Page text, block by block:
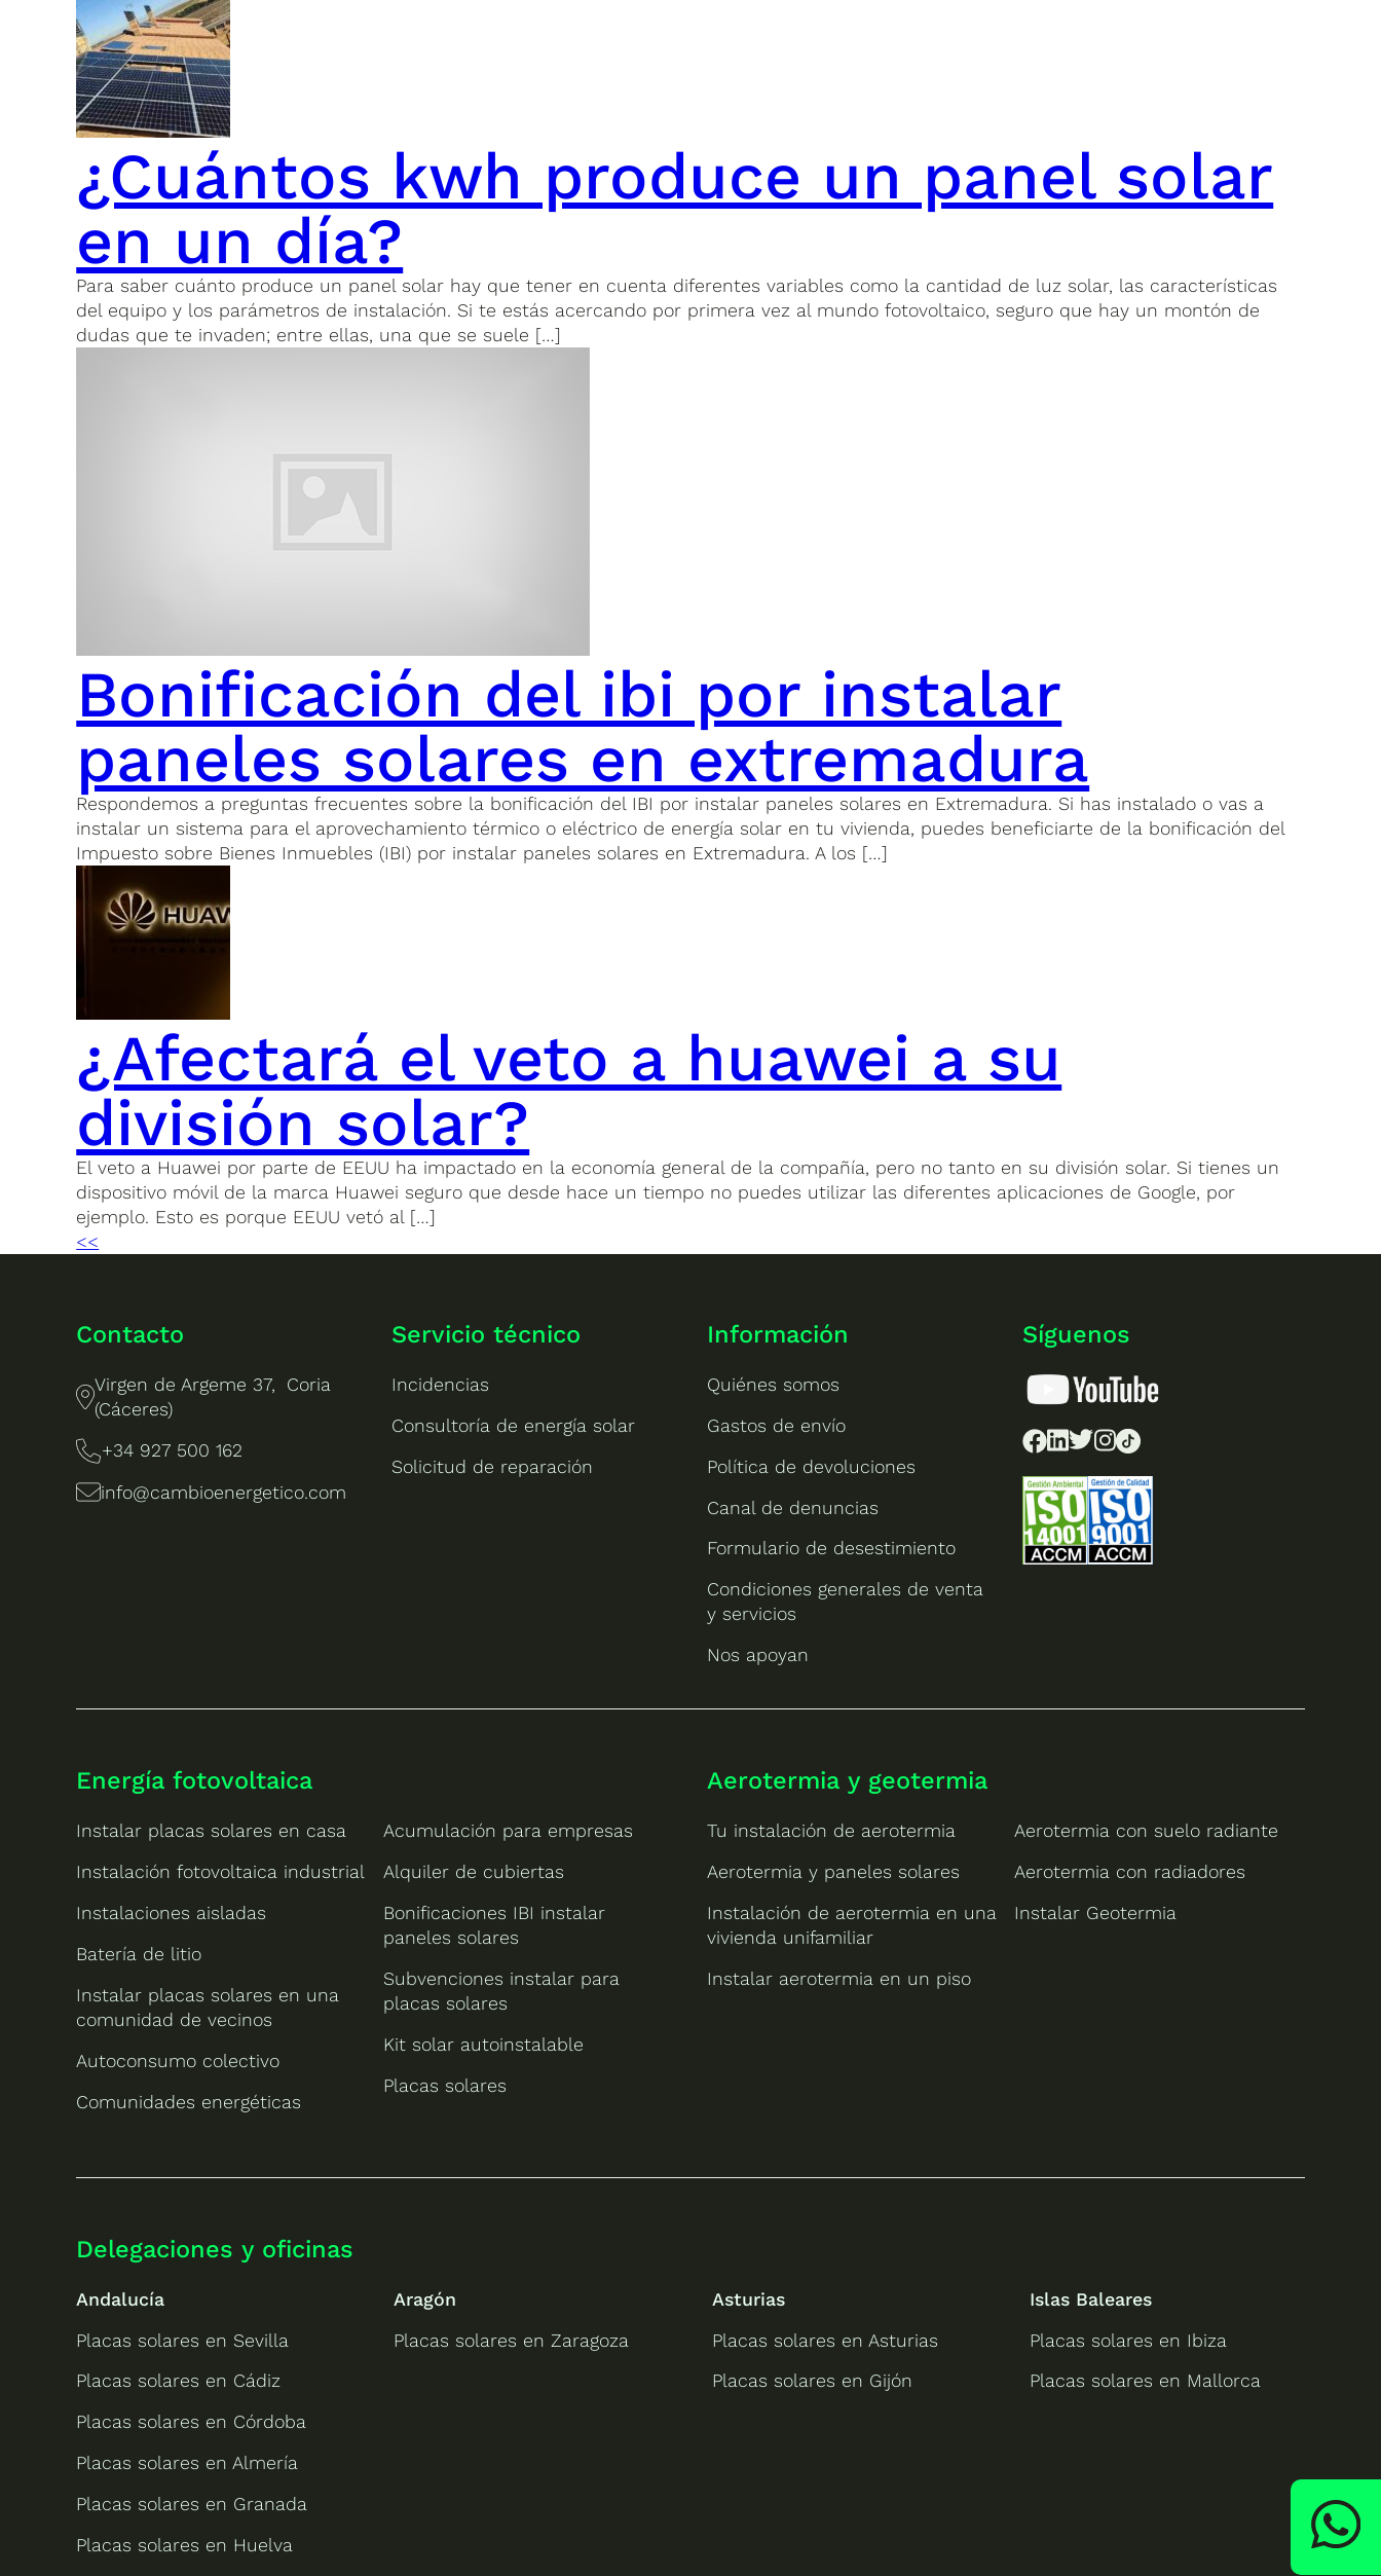
¿Cuántos kwh produce un panel solar
en un día?
Para saber cuánto produce un panel solar hay que tener en cuenta diferentes variables como la cantidad de luz solar, las características
del equipo y los parámetros de instalación. Si te estás acercando por primera vez al mundo fotovoltaico, seguro que hay un montón de
dudas que te invaden; entre ellas, una que se suele […]
Bonificación del ibi por instalar
paneles solares en extremadura
Respondemos a preguntas frecuentes sobre la bonificación del IBI por instalar paneles solares en Extremadura. Si has instalado o vas a
instalar un sistema para el aprovechamiento térmico o eléctrico de energía solar en tu vivienda, puedes beneficiarte de la bonificación del
Impuesto sobre Bienes Inmuebles (IBI) por instalar paneles solares en Extremadura. A los […]
¿Afectará el veto a huawei a su
división solar?
El veto a Huawei por parte de EEUU ha impactado en la economía general de la compañía, pero no tanto en su división solar. Si tienes un
dispositivo móvil de la marca Huawei seguro que desde hace un tiempo no puedes utilizar las diferentes aplicaciones de Google, por
ejemplo. Esto es porque EEUU vetó al […]
<<
Contacto
Virgen de Argeme 37, Coria
(Cáceres)
+34 927 500 162
info@cambioenergetico.com
Servicio técnico
Incidencias
Consultoría de energía solar
Solicitud de reparación
Información
Quiénes somos
Gastos de envío
Política de devoluciones
Canal de denuncias
Formulario de desestimiento
Condiciones generales de venta
y servicios
Nos apoyan
Síguenos
Energía fotovoltaica
Instalar placas solares en casa
Instalación fotovoltaica industrial
Instalaciones aisladas
Batería de litio
Instalar placas solares en una
comunidad de vecinos
Autoconsumo colectivo
Comunidades energéticas
Acumulación para empresas
Alquiler de cubiertas
Bonificaciones IBI instalar
paneles solares
Subvenciones instalar para
placas solares
Kit solar autoinstalable
Placas solares
Aerotermia y geotermia
Tu instalación de aerotermia
Aerotermia y paneles solares
Instalación de aerotermia en una
vivienda unifamiliar
Instalar aerotermia en un piso
Aerotermia con suelo radiante
Aerotermia con radiadores
Instalar Geotermia
Delegaciones y oficinas
Andalucía
Placas solares en Sevilla
Placas solares en Cádiz
Placas solares en Córdoba
Placas solares en Almería
Placas solares en Granada
Placas solares en Huelva
Aragón
Placas solares en Zaragoza
Asturias
Placas solares en Asturias
Placas solares en Gijón
Islas Baleares
Placas solares en Ibiza
Placas solares en Mallorca